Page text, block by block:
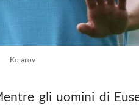
Kolarov
gli uomini di